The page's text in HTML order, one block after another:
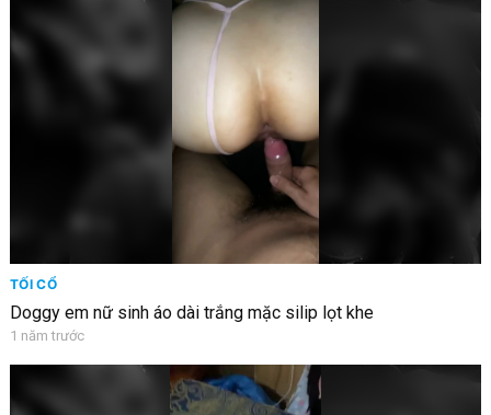
TỐI CỔ
Doggy em nữ sinh áo dài trắng mặc silip lọt khe
1 năm trước